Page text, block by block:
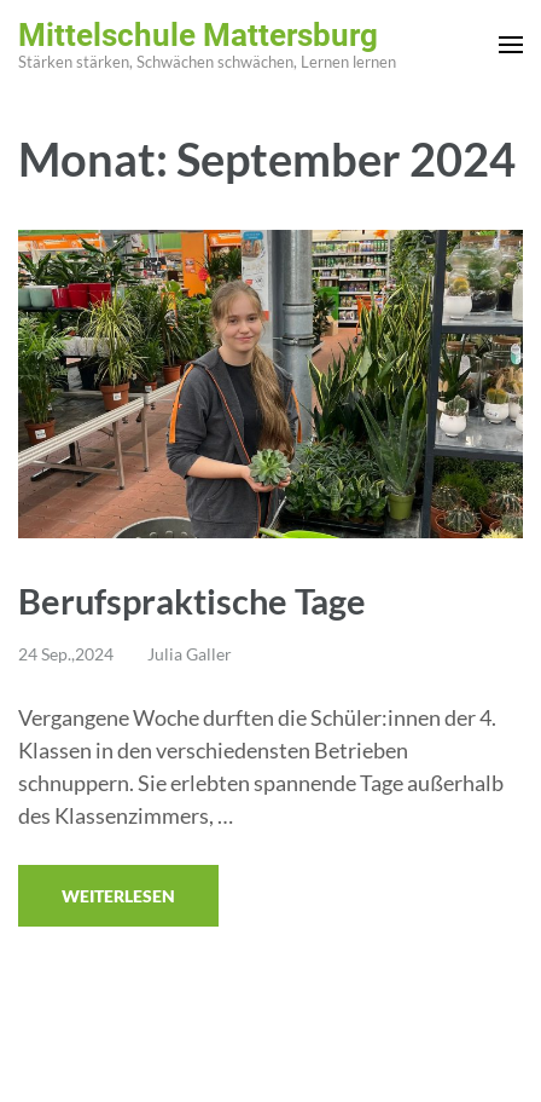
Inhalt
drücken)
Mittelschule Mattersburg
Stärken stärken, Schwächen schwächen, Lernen lernen
Monat: September 2024
Berufspraktische Tage
24 Sep.,2024 Julia Galler
Vergangene Woche durften die Schüler:innen der 4.
Klassen in den verschiedensten Betrieben
schnuppern. Sie erlebten spannende Tage außerhalb
des Klassenzimmers, …
WEITERLESEN